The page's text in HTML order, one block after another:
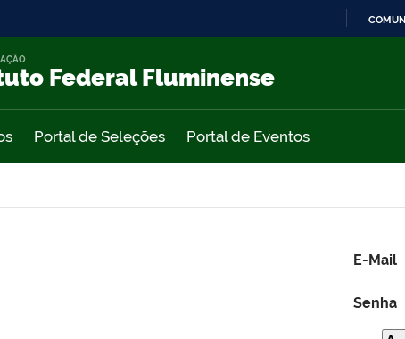
Federal Fluminense
Portal de Seleções Portal de Eventos
E-Mail
Senha